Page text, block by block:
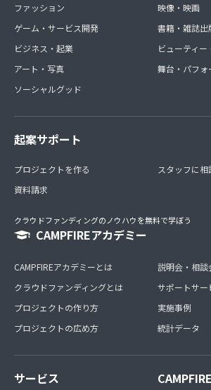
ファッション
ゲーム・サービス開発
ビジネス・起業
アート・写真
ソーシャルグッド
映像・映画
書籍・雑誌出
ビューティ
舞台・パフォ
起案サポート
プロジェクトを作る
資料請求
スタッフに相
クラウドファンディングのノウハウを無料で学ぼう
CAMPFIREアカデミー
CAMPFIREアカデミーとは
クラウドファンディングとは
プロジェクトの作り方
プロジェクトの広め方
説明会・相談
サポートサー
実施事例
統計データ
サービス